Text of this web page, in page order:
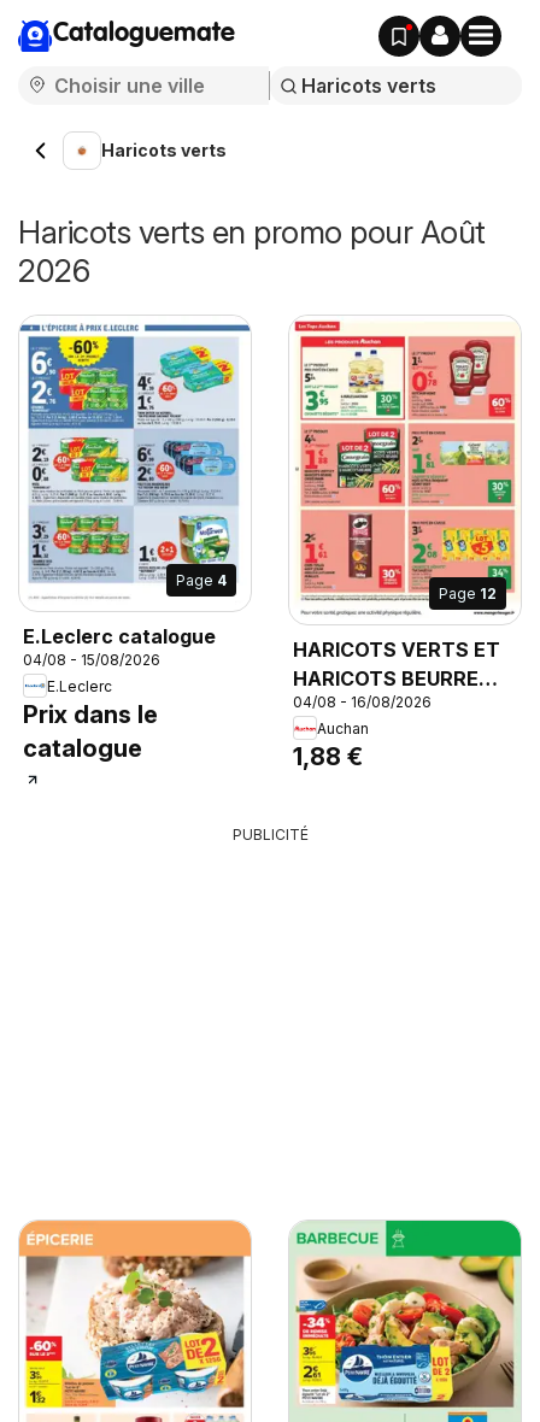
Cataloguemate
Haricots verts
Haricots verts en promo pour Août
2026
Page 4
E.Leclerc catalogue
04/08 - 15/08/2026
E.Leclerc
Prix dans le
catalogue
Page 12
HARICOTS VERTS ET
HARICOTS BEURRE
CASSEGRAIN,
HARICOTS VERTS ET
HARICOTS BEURRE
x 220g
04/08 - 16/08/2026
Auchan
1,88 €
PUBLICITÉ